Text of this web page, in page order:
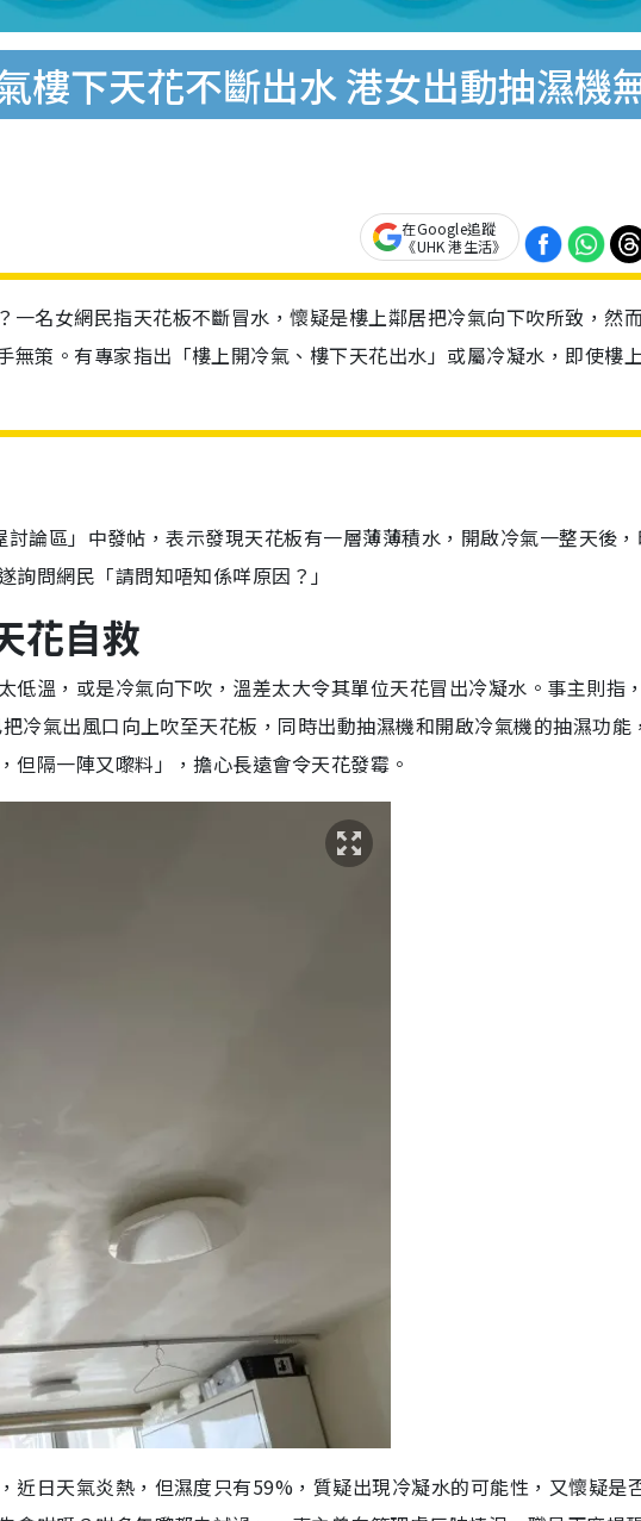
樓下天花不斷出水 港女出動抽濕機
在Google追蹤
《UHK 港生活》
一名女網民指天花板不斷冒水，懷疑是樓上鄰居把冷氣向下吹所致，然
無策。有專家指出「樓上開冷氣、樓下天花出水」或屬冷凝水，即使樓
論區」中發帖，表示發現天花板有一層薄薄積水，開啟冷氣一整天後
問網民「請問知唔知係咩原因？」
花自救
低溫，或是冷氣向下吹，溫差太大令其單位天花冒出冷凝水。事主則指
冷氣出風口向上吹至天花板，同時出動抽濕機和開啟冷氣機的抽濕功能
但隔一陣又嚟料」，擔心長遠會令天花發霉。
近日天氣炎熱，但濕度只有59%，質疑出現冷凝水的可能性，又懷疑是